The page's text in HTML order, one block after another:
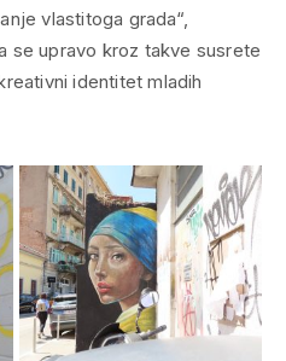
vlastitoga grada“,
se upravo kroz takve susrete
identitet mladih